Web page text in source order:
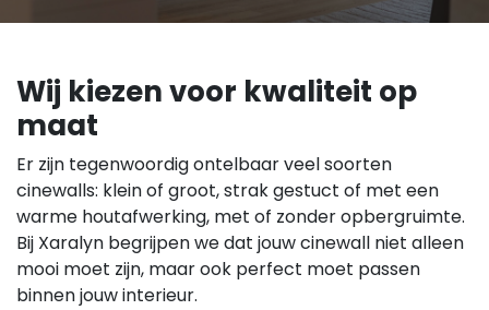
Wij kiezen voor kwaliteit op
maat
Er zijn tegenwoordig ontelbaar veel soorten
cinewalls: klein of groot, strak gestuct of met een
warme houtafwerking, met of zonder opbergruimte.
Bij Xaralyn begrijpen we dat jouw cinewall niet alleen
mooi moet zijn, maar ook perfect moet passen
binnen jouw interieur.